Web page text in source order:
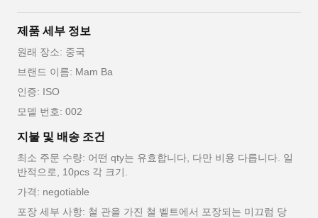
제품 세부 정보
원래 장소: 중국
브랜드 이름: Mam Ba
인증: ISO
모델 번호: 002
지불 및 배송 조건
최소 주문 수량: 어떤 qty는 유효합니다, 다만 비용 다릅니다. 일
반적으로, 10pcs 각 크기.
가격: negotiable
포장 세부 사항: 철 관을 가진 철 벨트에서 포장되는 미끄럼 당